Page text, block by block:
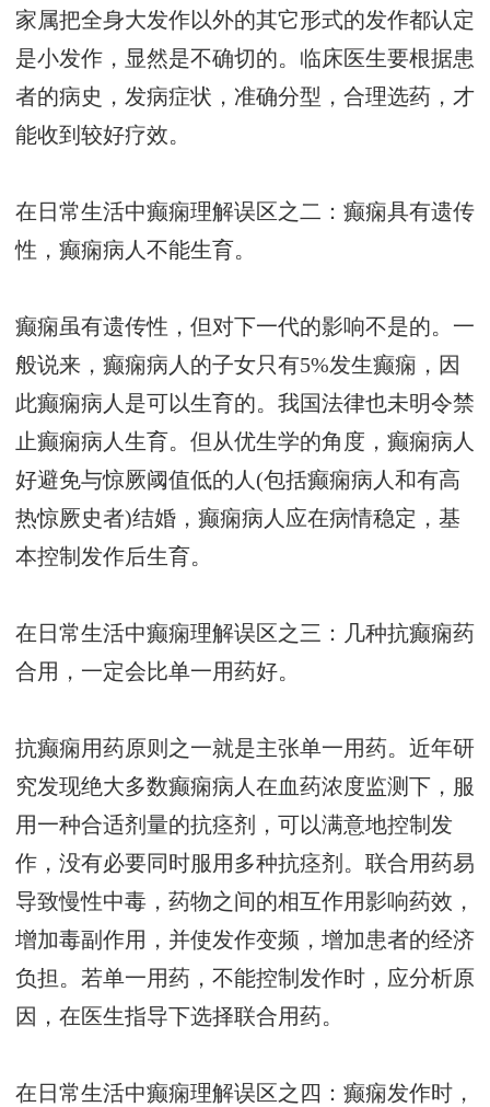
家属把全身大发作以外的其它形式的发作都认定
是小发作，显然是不确切的。临床医生要根据患
者的病史，发病症状，准确分型，合理选药，才
能收到较好疗效。
在日常生活中癫痫理解误区之二：癫痫具有遗传
性，癫痫病人不能生育。
癫痫虽有遗传性，但对下一代的影响不是的。一
般说来，癫痫病人的子女只有5%发生癫痫，因
此癫痫病人是可以生育的。我国法律也未明令禁
止癫痫病人生育。但从优生学的角度，癫痫病人
好避免与惊厥阈值低的人(包括癫痫病人和有高
热惊厥史者)结婚，癫痫病人应在病情稳定，基
本控制发作后生育。
在日常生活中癫痫理解误区之三：几种抗癫痫药
合用，一定会比单一用药好。
抗癫痫用药原则之一就是主张单一用药。近年研
究发现绝大多数癫痫病人在血药浓度监测下，服
用一种合适剂量的抗痉剂，可以满意地控制发
作，没有必要同时服用多种抗痉剂。联合用药易
导致慢性中毒，药物之间的相互作用影响药效，
增加毒副作用，并使发作变频，增加患者的经济
负担。若单一用药，不能控制发作时，应分析原
因，在医生指导下选择联合用药。
在日常生活中癫痫理解误区之四：癫痫发作时，